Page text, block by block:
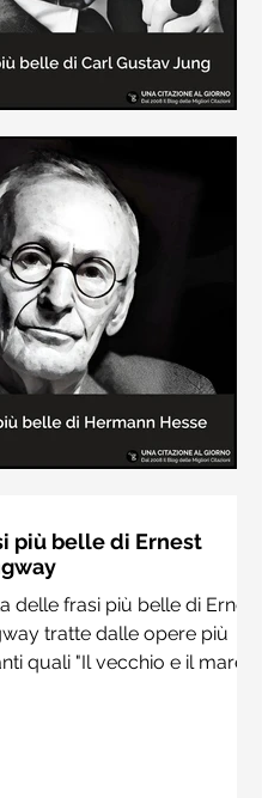
più belle di Carl Gustav
pagina sono raccolte le
belle di Carl Gustav Jung
suoi libri più significativi
Rosso"
delle frasi più belle di
Hesse estrapolate dai suoi
come "Siddharta",
e "Demian"
più belle di Ernest
delle frasi più belle di Ernest
tratte dalle opere più
quali "Il vecchio e il mare",